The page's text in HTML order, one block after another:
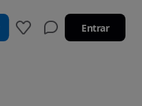
Entrar